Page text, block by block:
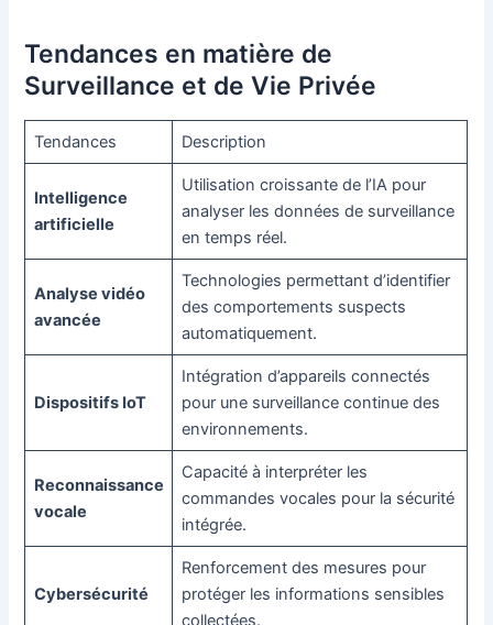
Tendances en matière de
Surveillance et de Vie Privée
Tendances Description
Intelligence
artificielle
Utilisation croissante de l’IA pour
analyser les données de surveillance
en temps réel.
Analyse vidéo
avancée
Technologies permettant d’identifier
des comportements suspects
automatiquement.
Dispositifs IoT
Intégration d’appareils connectés
pour une surveillance continue des
environnements.
Reconnaissance
vocale
Capacité à interpréter les
commandes vocales pour la sécurité
intégrée.
Cybersécurité
Renforcement des mesures pour
protéger les informations sensibles
collectées.